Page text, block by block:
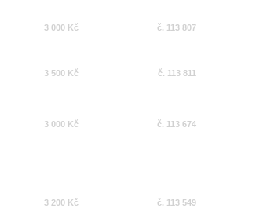
3 000 Kč č. 113 807
3 500 Kč č. 113 811
3 000 Kč č. 113 674
3 200 Kč č. 113 549